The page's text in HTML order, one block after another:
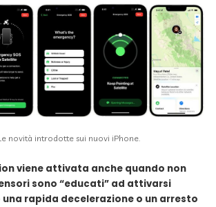
novità introdotte sui nuovi iPhone.
viene attivata anche quando non
sono “educati” ad attivarsi
rapida decelerazione o un arresto